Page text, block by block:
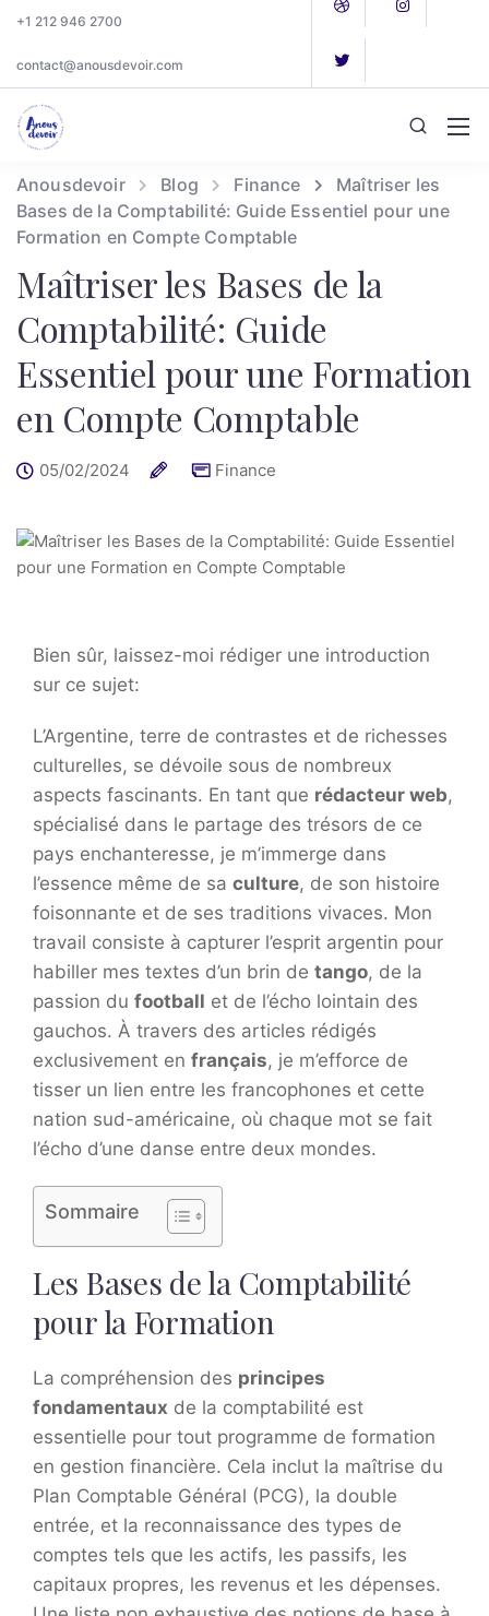
+1 212 946 2700
contact@anousdevoir.com
Anousdevoir Blog Finance
Maîtriser les
Bases de la Comptabilité: Guide Essentiel pour une
Formation en Compte Comptable
Maîtriser les Bases de la
Comptabilité: Guide
Essentiel pour une Formation
en Compte Comptable
05/02/2024 Finance
Bien sûr, laissez-moi rédiger une introduction
sur ce sujet:
L’Argentine, terre de contrastes et de richesses
culturelles, se dévoile sous de nombreux
aspects fascinants. En tant que rédacteur web,
spécialisé dans le partage des trésors de ce
pays enchanteresse, je m’immerge dans
l’essence même de sa culture, de son histoire
foisonnante et de ses traditions vivaces. Mon
travail consiste à capturer l’esprit argentin pour
habiller mes textes d’un brin de tango, de la
passion du football et de l’écho lointain des
gauchos. À travers des articles rédigés
exclusivement en français, je m’efforce de
tisser un lien entre les francophones et cette
nation sud-américaine, où chaque mot se fait
l’écho d’une danse entre deux mondes.
Sommaire
Les Bases de la Comptabilité
pour la Formation
La compréhension des principes
fondamentaux de la comptabilité est
essentielle pour tout programme de formation
en gestion financière. Cela inclut la maîtrise du
Plan Comptable Général (PCG), la double
entrée, et la reconnaissance des types de
comptes tels que les actifs, les passifs, les
capitaux propres, les revenus et les dépenses.